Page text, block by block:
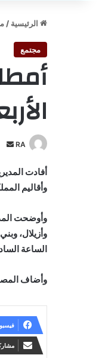
الرئيسية /
مجتمع
RA
أفادت
وأقاليم
وأزيلال،
الساعة
وأضاف